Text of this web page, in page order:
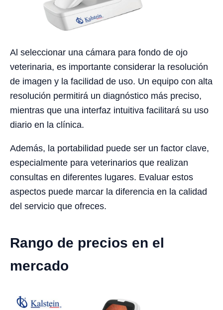
Al seleccionar una cámara para fondo de ojo
veterinaria, es importante considerar la resolución
de imagen y la facilidad de uso. Un equipo con alta
resolución permitirá un diagnóstico más preciso,
mientras que una interfaz intuitiva facilitará su uso
diario en la clínica.
Además, la portabilidad puede ser un factor clave,
especialmente para veterinarios que realizan
consultas en diferentes lugares. Evaluar estos
aspectos puede marcar la diferencia en la calidad
del servicio que ofreces.
Rango de precios en el
mercado